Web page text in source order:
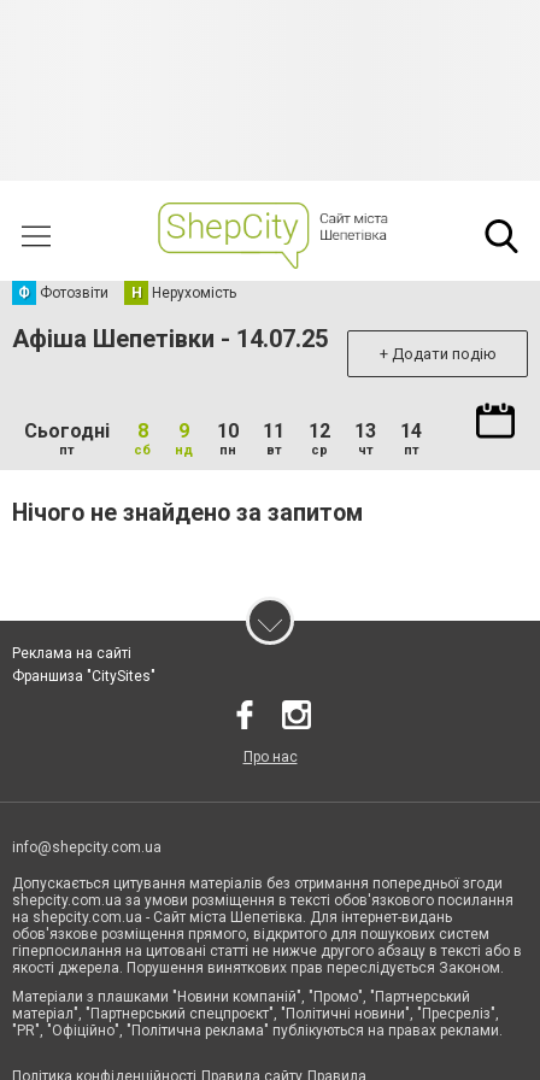
Ф Фотозвіти Н Нерухомість
Афіша Шепетівки - 14.07.25 + Додати подію
Сьогодні
пт
8
сб
9
нд
10
пн
11
вт
12
ср
13
чт
14
пт
Нічого не знайдено за запитом
Реклама на сайті
Франшиза "CitySites"
Про нас
info@shepcity.com.ua
Допускається цитування матеріалів без отримання попередньої згоди
shepcity.com.ua за умови розміщення в тексті обов'язкового посилання
на shepcity.com.ua - Сайт міста Шепетівка. Для інтернет-видань
обов'язкове розміщення прямого, відкритого для пошукових систем
гіперпосилання на цитовані статті не нижче другого абзацу в тексті або в
якості джерела. Порушення виняткових прав переслідується Законом.
Матеріали з плашками "Новини компаній", "Промо", "Партнерський
матеріал", "Партнерський спецпроєкт", "Політичні новини", "Пресреліз",
"PR", "Офіційно", "Політична реклама" публікуються на правах реклами.
Політика конфіденційності Правила сайту Правила